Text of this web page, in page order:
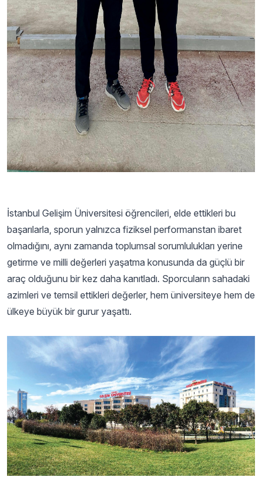
İstanbul Gelişim Üniversitesi öğrencileri, elde ettikleri bu
başarılarla, sporun yalnızca fiziksel performanstan ibaret
olmadığını, aynı zamanda toplumsal sorumlulukları yerine
getirme ve milli değerleri yaşatma konusunda da güçlü bir
araç olduğunu bir kez daha kanıtladı. Sporcuların sahadaki
azimleri ve temsil ettikleri değerler, hem üniversiteye hem de
ülkeye büyük bir gurur yaşattı.